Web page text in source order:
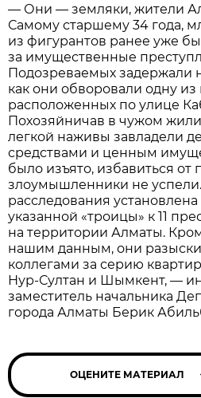
— Они — земляки, жители
Самому старшему 34 года,
из фигурантов ранее уже
за имущественные
Подозреваемых задержали
как они обворовали одну из
расположенных по улице
Похозяйничав в чужом
легкой наживы завладели
средствами и ценным
было изъято, избавиться
злоумышленники не
расследования
указанной «троицы» к 11
на территории Алматы.
нашим данным, они
коллегами за серию
Нур-Султан и Шымкент, —
заместитель начальника
города Алматы Берик
ОЦЕНИТЕ МАТЕРИАЛ